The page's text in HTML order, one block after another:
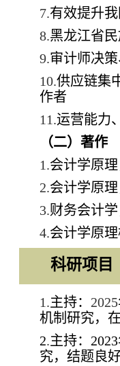
7.有效提升
8.黑龙江省
9.审计师决
10.供应链集
作者
11.运营能力
（二）著作
1.会计学原
2.会计学原
3.财务会计
4.会计学原
科研项目
1.主持： 2025
机制研究，
2.主持： 2023
究，结题良